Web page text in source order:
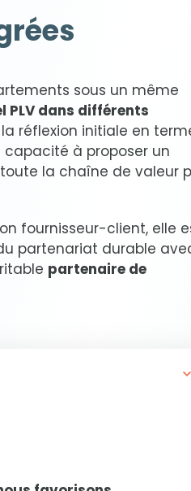
sous un même
PLV dans différents
réflexion initiale en
à proposer un
la chaîne de valeur
fournisseur-client, elle
partenariat durable
partenaire de